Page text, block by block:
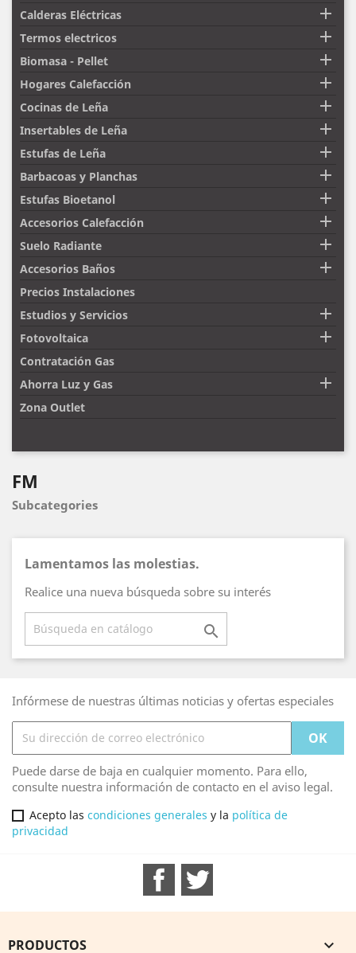
Calderas Eléctricas 
Termos electricos 
Biomasa - Pellet 
Hogares Calefacción 
Cocinas de Leña 
Insertables de Leña 
Estufas de Leña 
Barbacoas y Planchas 
Estufas Bioetanol 
Accesorios Calefacción 
Suelo Radiante 
Accesorios Baños 
Precios Instalaciones
Estudios y Servicios

Fotovoltaica 
Contratación Gas
Ahorra Luz y Gas

Zona Outlet
FM
Subcategories
Lamentamos las molestias.
Realice una nueva búsqueda sobre su interés

Infórmese de nuestras últimas noticias y ofertas especiales
Puede darse de baja en cualquier momento. Para ello,
consulte nuestra información de contacto en el aviso legal.
Acepto las condiciones generales y la política de
privacidad
Facebook
PRODUCTOS 